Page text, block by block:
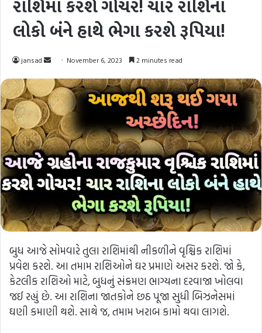
રાશિમાં કરશે ગોચર! ચાર રાશિના
લોકો બંને હાથે ભેગા કરશે રૂપિયા!
jansad
Send
email
November 6, 2023 2 minutes read
બુધ આજે સોમવારે તુલા રાશિમાંથી નીકળીને વૃશ્ચિક રાશિમાં
પ્રવેશ કરશે. આ તમામ રાશિઓને ઘર પ્રમાણે અસર કરશે. જો કે,
કેટલીક રાશિઓ માટે, બુધનું સંક્રમણ ભાગ્યના દરવાજા ખોલવા
જઈ રહ્યું છે. આ રાશિના જાતકોને છઠ પૂજા સુધી બિઝનેસમાં
ઘણી કમાણી થશે. સાથે જ, તમામ ખરાબ કામો થવા લાગશે.